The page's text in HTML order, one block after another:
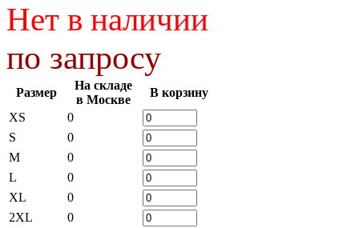
Нет в наличии
по запросу
Размер
На складе
в Москве
В корзину
XS
0
S
0
M
0
L
0
XL
0
2XL
0